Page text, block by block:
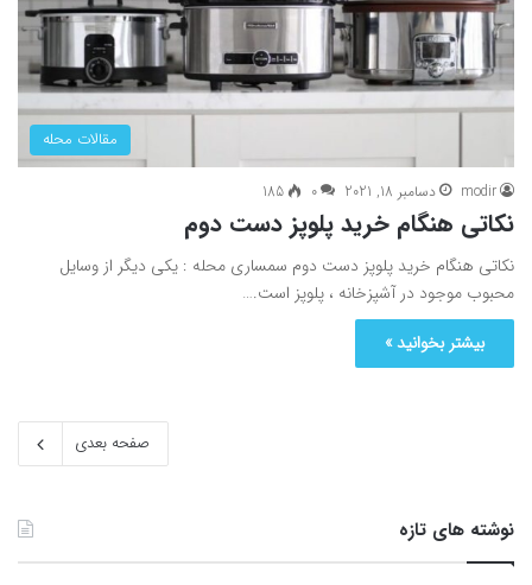
مقالات محله
modir دسامبر 18, 2021 0
185
نکاتی هنگام خرید پلوپز دست دوم
نکاتی هنگام خرید پلوپز دست دوم سمساری محله : یکی دیگر از وسایل
محبوب موجود در آشپزخانه ، پلوپز است.…
بیشتر بخوانید »
صفحه بعدی
نوشته های تازه